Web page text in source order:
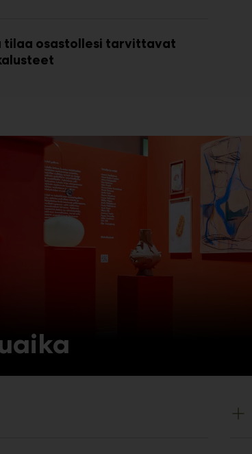
tilaa osastollesi tarvittavat